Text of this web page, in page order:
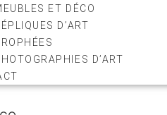
ET DÉCO
D’ART
D’ART